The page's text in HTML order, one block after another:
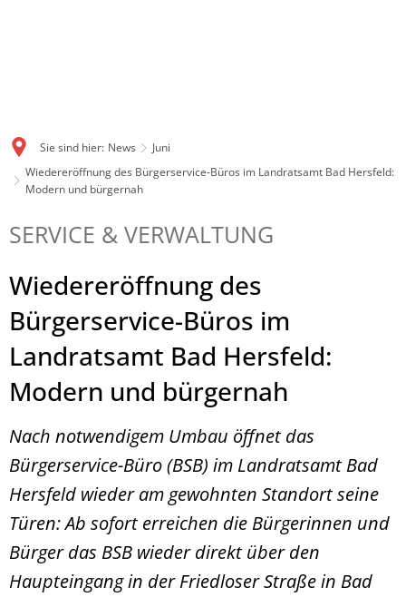
Sie sind hier: News
Juni
Wiedereröffnung des Bürgerservice-Büros im Landratsamt Bad Hersfeld:
Modern und bürgernah
SERVICE & VERWALTUNG
Wiedereröffnung des
Bürgerservice-Büros im
Landratsamt Bad Hersfeld:
Modern und bürgernah
Nach notwendigem Umbau öffnet das
Bürgerservice-Büro (BSB) im Landratsamt Bad
Hersfeld wieder am gewohnten Standort seine
Türen: Ab sofort erreichen die Bürgerinnen und
Bürger das BSB wieder direkt über den
Haupteingang in der Friedloser Straße in Bad